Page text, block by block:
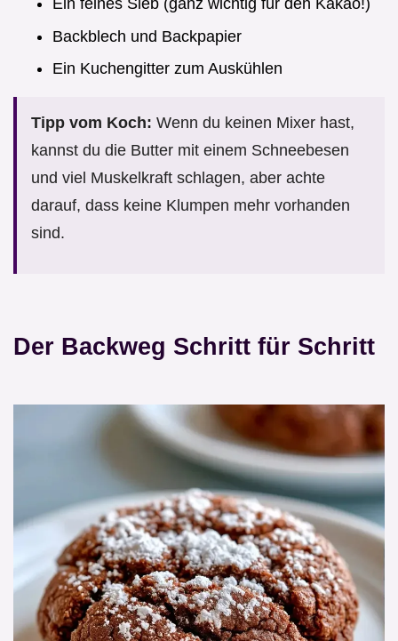
Ein feines Sieb (ganz wichtig für den Kakao!)
Backblech und Backpapier
Ein Kuchengitter zum Auskühlen
Tipp vom Koch: Wenn du keinen Mixer hast,
kannst du die Butter mit einem Schneebesen
und viel Muskelkraft schlagen, aber achte
darauf, dass keine Klumpen mehr vorhanden
sind.
Der Backweg Schritt für Schritt